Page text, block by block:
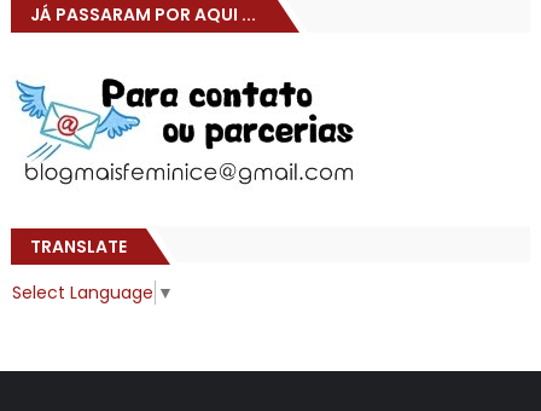
JÁ PASSARAM POR AQUI ...
TRANSLATE
Select Language ▼